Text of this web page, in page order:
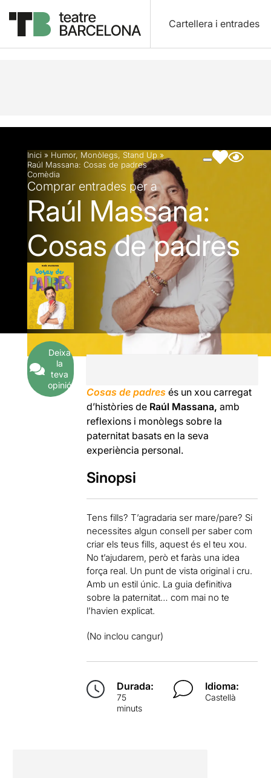
Cartellera i entrades
Descripció Fitxa artística Fotos i vídeos
Inici » Humor, Monòlegs, Stand Up »
Raúl Massana: Cosas de padres
Comèdia
Comprar entrades per a
Raúl Massana:
Cosas de padres
Deixa
la
teva
opinió
Cosas de padresés un xou carregat
d’històries de Raúl Massana, amb
reflexions i monòlegs sobre la
paternitat basats en la seva
experiència personal.
Sinopsi
Tens fills? T’agradaria ser mare/pare? Si
necessites algun consell per saber com
criar els teus fills, aquest és el teu xou.
No t’ajudarem, però et faràs una idea
força real. Un punt de vista original i cru.
Amb un estil únic. La guia definitiva
sobre la paternitat… com mai no te
l’havien explicat.
(No inclou cangur)
Durada:
75
minuts
Idioma:
Castellà